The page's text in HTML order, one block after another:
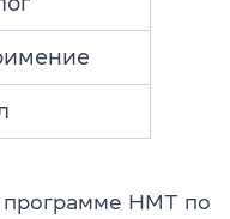
НМТ по